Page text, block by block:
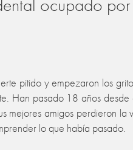
ocupado
pitido y empezaron los
pasado 18 años desde
amigos perdieron
lo que había pasado.